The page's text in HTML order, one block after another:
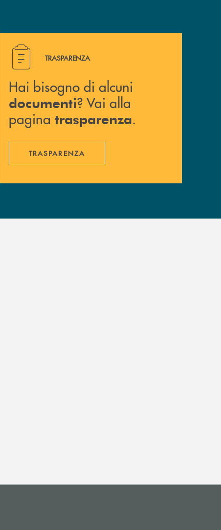
Hai bisogno di alcuni documenti ? Vai alla pagina
TRASPARENZA
Hai bisogno di alcuni
documenti? Vai alla
pagina trasparenza.
TRASPARENZA